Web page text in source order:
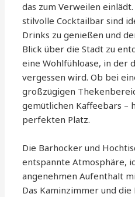
das zum Verweilen
stilvolle Cocktailbar sind
Drinks zu genießen und
Blick über die Stadt zu
eine Wohlfühloase, in der
vergessen wird. Ob bei
großzügigen
gemütlichen Kaffeebars –
perfekten Platz.
Die Barhocker und
entspannte Atmosphäre,
angenehmen Aufenthalt
Das Kaminzimmer und